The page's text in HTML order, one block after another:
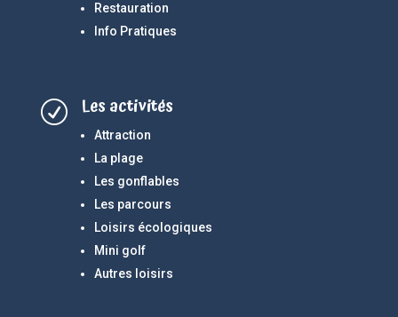
Restauration
Info Pratiques
R Les activités
Attraction
La plage
Les gonflables
Les parcours
Loisirs écologiques
Mini golf
Autres loisirs